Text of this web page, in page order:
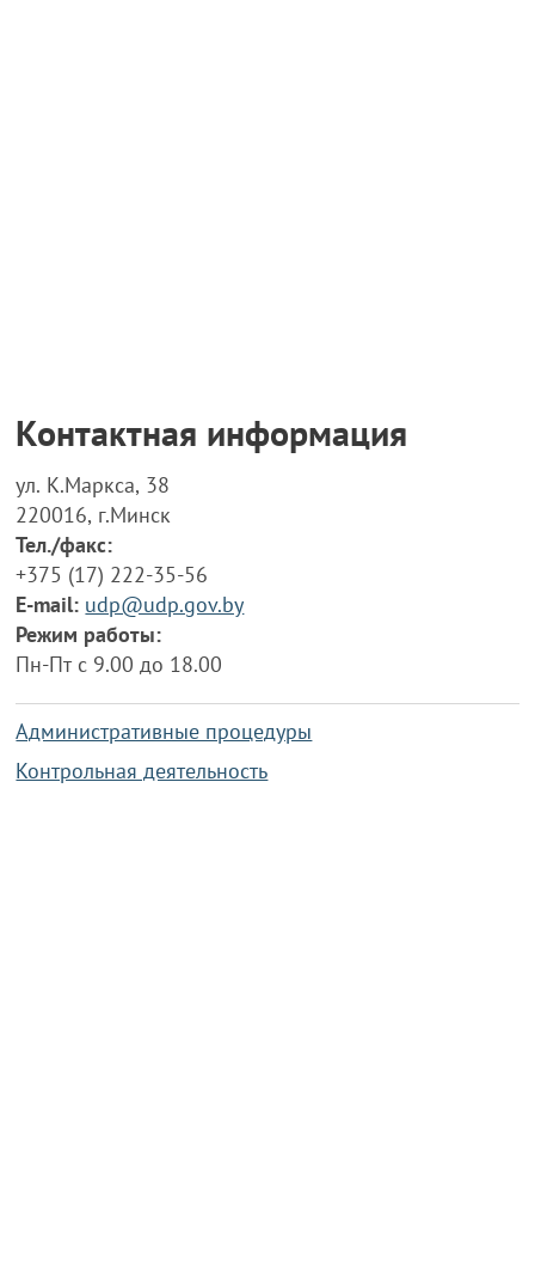
Контактная информация
ул. К.Маркса, 38
220016, г.Минск
Тел./факс:
+375 (17) 222-35-56
E-mail: udp@udp.gov.by
Режим работы:
Пн-Пт с 9.00 до 18.00
Административные процедуры
Контрольная деятельность